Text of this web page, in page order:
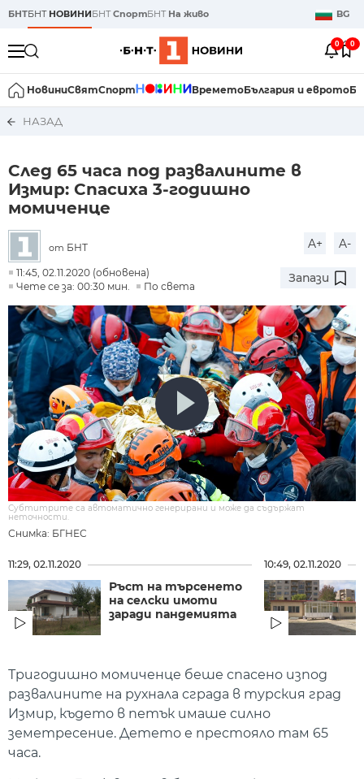
БНТБНТ НОВИНИБНТСпортБНТ На живо BG
0 0
НовиниСвятСпорт ВреметоБългария и еврото
НАЗАД
След 65 часа под развалините в
Измир: Спасиха 3-годишно
момиченце
от БНТ A+ A-
11:45, 02.11.2020 (обновена)
Чете се за: 00:30 мин.
По света
Запази
Снимка: БГНЕС
Субтитрите са автоматично генерирани и може да съдържат
неточности.
11:29, 02.11.2020
Ръст на търсенето
на селски имоти
заради пандемията
10:49, 02.11.2020
Тригодишно момиченце беше спасено изпод
развалините на рухнала сграда в турския град
Измир, където в петък имаше силно
земетресение. Детето е престояло там 65
часа.